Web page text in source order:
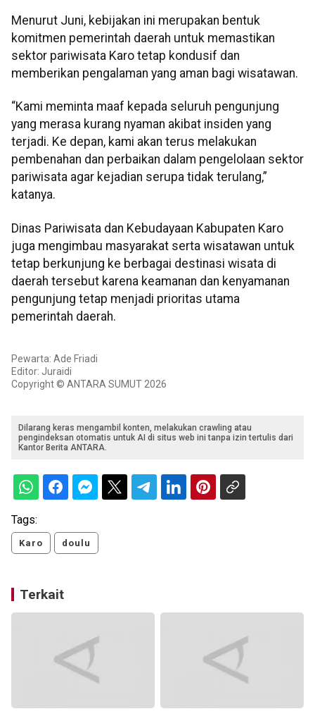
Menurut Juni, kebijakan ini merupakan bentuk
komitmen pemerintah daerah untuk memastikan
sektor pariwisata Karo tetap kondusif dan
memberikan pengalaman yang aman bagi wisatawan.
“Kami meminta maaf kepada seluruh pengunjung
yang merasa kurang nyaman akibat insiden yang
terjadi. Ke depan, kami akan terus melakukan
pembenahan dan perbaikan dalam pengelolaan sektor
pariwisata agar kejadian serupa tidak terulang,”
katanya.
Dinas Pariwisata dan Kebudayaan Kabupaten Karo
juga mengimbau masyarakat serta wisatawan untuk
tetap berkunjung ke berbagai destinasi wisata di
daerah tersebut karena keamanan dan kenyamanan
pengunjung tetap menjadi prioritas utama
pemerintah daerah.
Pewarta: Ade Friadi
Editor: Juraidi
Copyright © ANTARA SUMUT 2026
Dilarang keras mengambil konten, melakukan crawling atau
pengindeksan otomatis untuk AI di situs web ini tanpa izin tertulis dari
Kantor Berita ANTARA.
Tags:
Karo doulu
Terkait